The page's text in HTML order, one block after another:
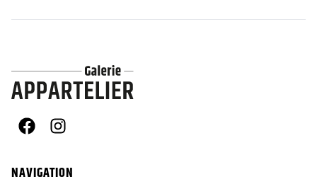
FacebookInstagram
NAVIGATION